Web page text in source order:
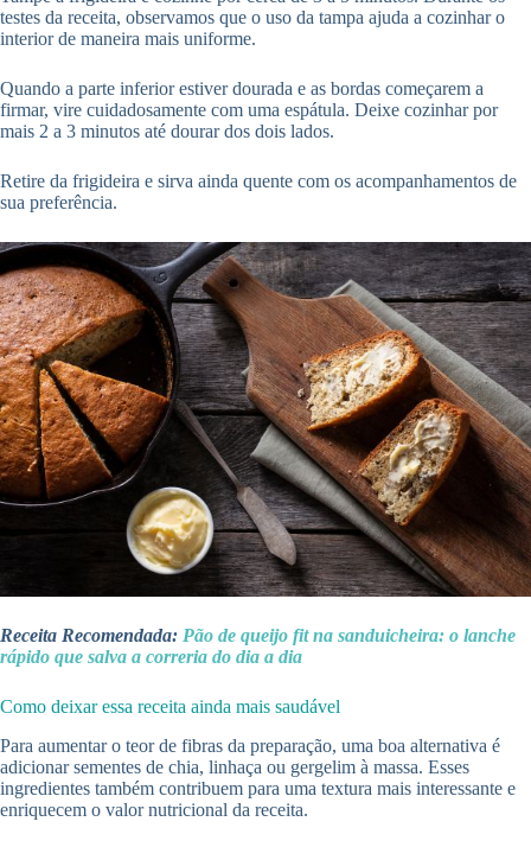
testes da receita, observamos que o uso da tampa ajuda a cozinhar o
interior de maneira mais uniforme.
Quando a parte inferior estiver dourada e as bordas começarem a
firmar, vire cuidadosamente com uma espátula. Deixe cozinhar por
mais 2 a 3 minutos até dourar dos dois lados.
Retire da frigideira e sirva ainda quente com os acompanhamentos de
sua preferência.
Receita Recomendada: Pão de queijo fit na sanduicheira: o lanche
rápido que salva a correria do dia a dia
Como deixar essa receita ainda mais saudável
Para aumentar o teor de fibras da preparação, uma boa alternativa é
adicionar sementes de chia, linhaça ou gergelim à massa. Esses
ingredientes também contribuem para uma textura mais interessante e
enriquecem o valor nutricional da receita.